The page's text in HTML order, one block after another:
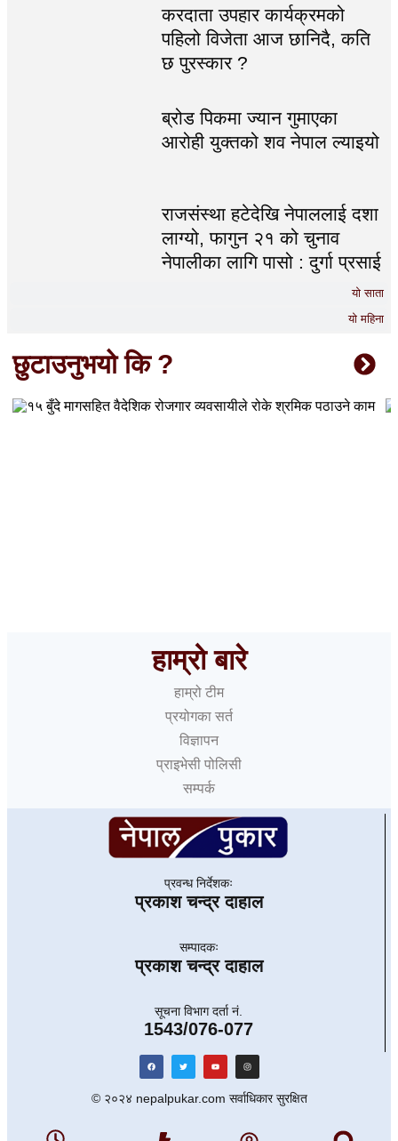
यो साता
यो महिना
करदाता उपहार कार्यक्रमको
पहिलो विजेता आज छानिदै, कति
छ पुरस्कार ?
ब्रोड पिकमा ज्यान गुमाएका
आरोही युक्तको शव नेपाल ल्याइयो
राजसंस्था हटेदेखि नेपाललाई दशा
लाग्यो, फागुन २१ को चुनाव
नेपालीका लागि पासो : दुर्गा प्रसाई
छुटाउनुभयो कि ?
हाम्रो बारे
हाम्रो टीम
प्रयोगका सर्त
विज्ञापन
प्राइभेसी पोलिसी
सम्पर्क
प्रवन्ध निर्देशकः
प्रकाश चन्द्र दाहाल
सम्पादकः
प्रकाश चन्द्र दाहाल
सूचना विभाग दर्ता नं.
1543/076-077
© २०२४ nepalpukar.com सर्वाधिकार सुरक्षित